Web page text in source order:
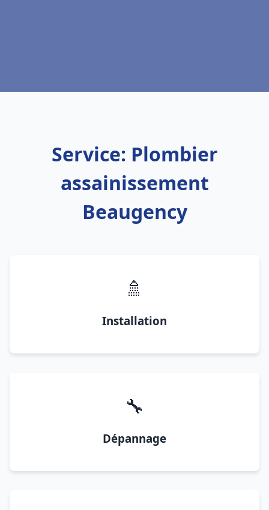
Service: Plombier
assainissement
Beaugency
🚿
Installation
🔧
Dépannage